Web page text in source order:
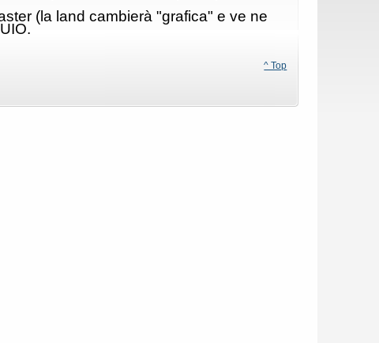
(la land cambierà "grafica" e ve ne
^ Top